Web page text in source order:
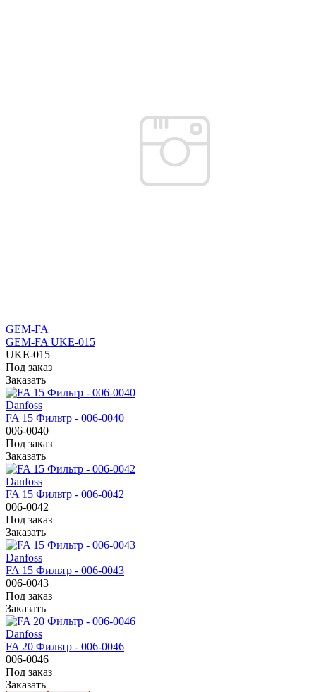
GEM-FA
GEM-FA UKE-015
UKE-015
Под заказ
Заказать
Danfoss
FA 15 Фильтр - 006-0040
006-0040
Под заказ
Заказать
Danfoss
FA 15 Фильтр - 006-0042
006-0042
Под заказ
Заказать
Danfoss
FA 15 Фильтр - 006-0043
006-0043
Под заказ
Заказать
Danfoss
FA 20 Фильтр - 006-0046
006-0046
Под заказ
Заказать